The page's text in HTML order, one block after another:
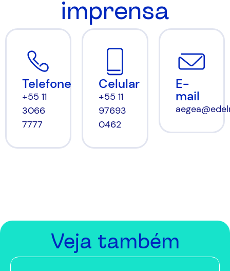
imprensa
Telefone
+55 11
3066
7777
Celular
+55 11
97693
0462
E-
mail
Veja também